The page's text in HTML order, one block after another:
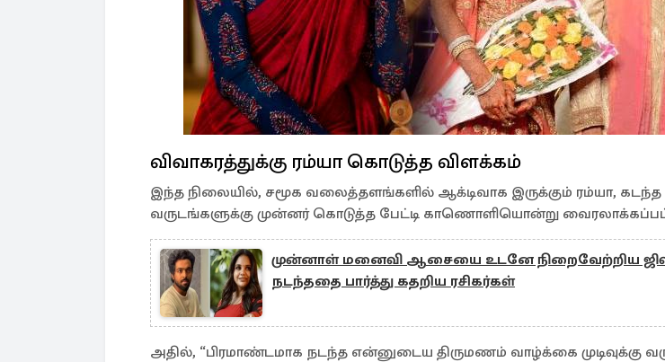
விவாகரத்துக்கு ரம்யா கொடுத்த விளக்கம்
இந்த நிலையில், சமூக வலைத்தளங்களில் ஆக்டிவாக இருக்கும் ரம்யா, கடந்த
வருடங்களுக்கு முன்னர் கொடுத்த பேட்டி காணொளியொன்று
முன்னாள் மனைவி ஆசையை உடனே நிறைவேற்றிய
நடந்ததை பார்த்து கதறிய ரசிகர்கள்
அதில், “பிரமாண்டமாக நடந்த என்னுடைய திருமணம் வாழ்க்கை முடிவுக்கு